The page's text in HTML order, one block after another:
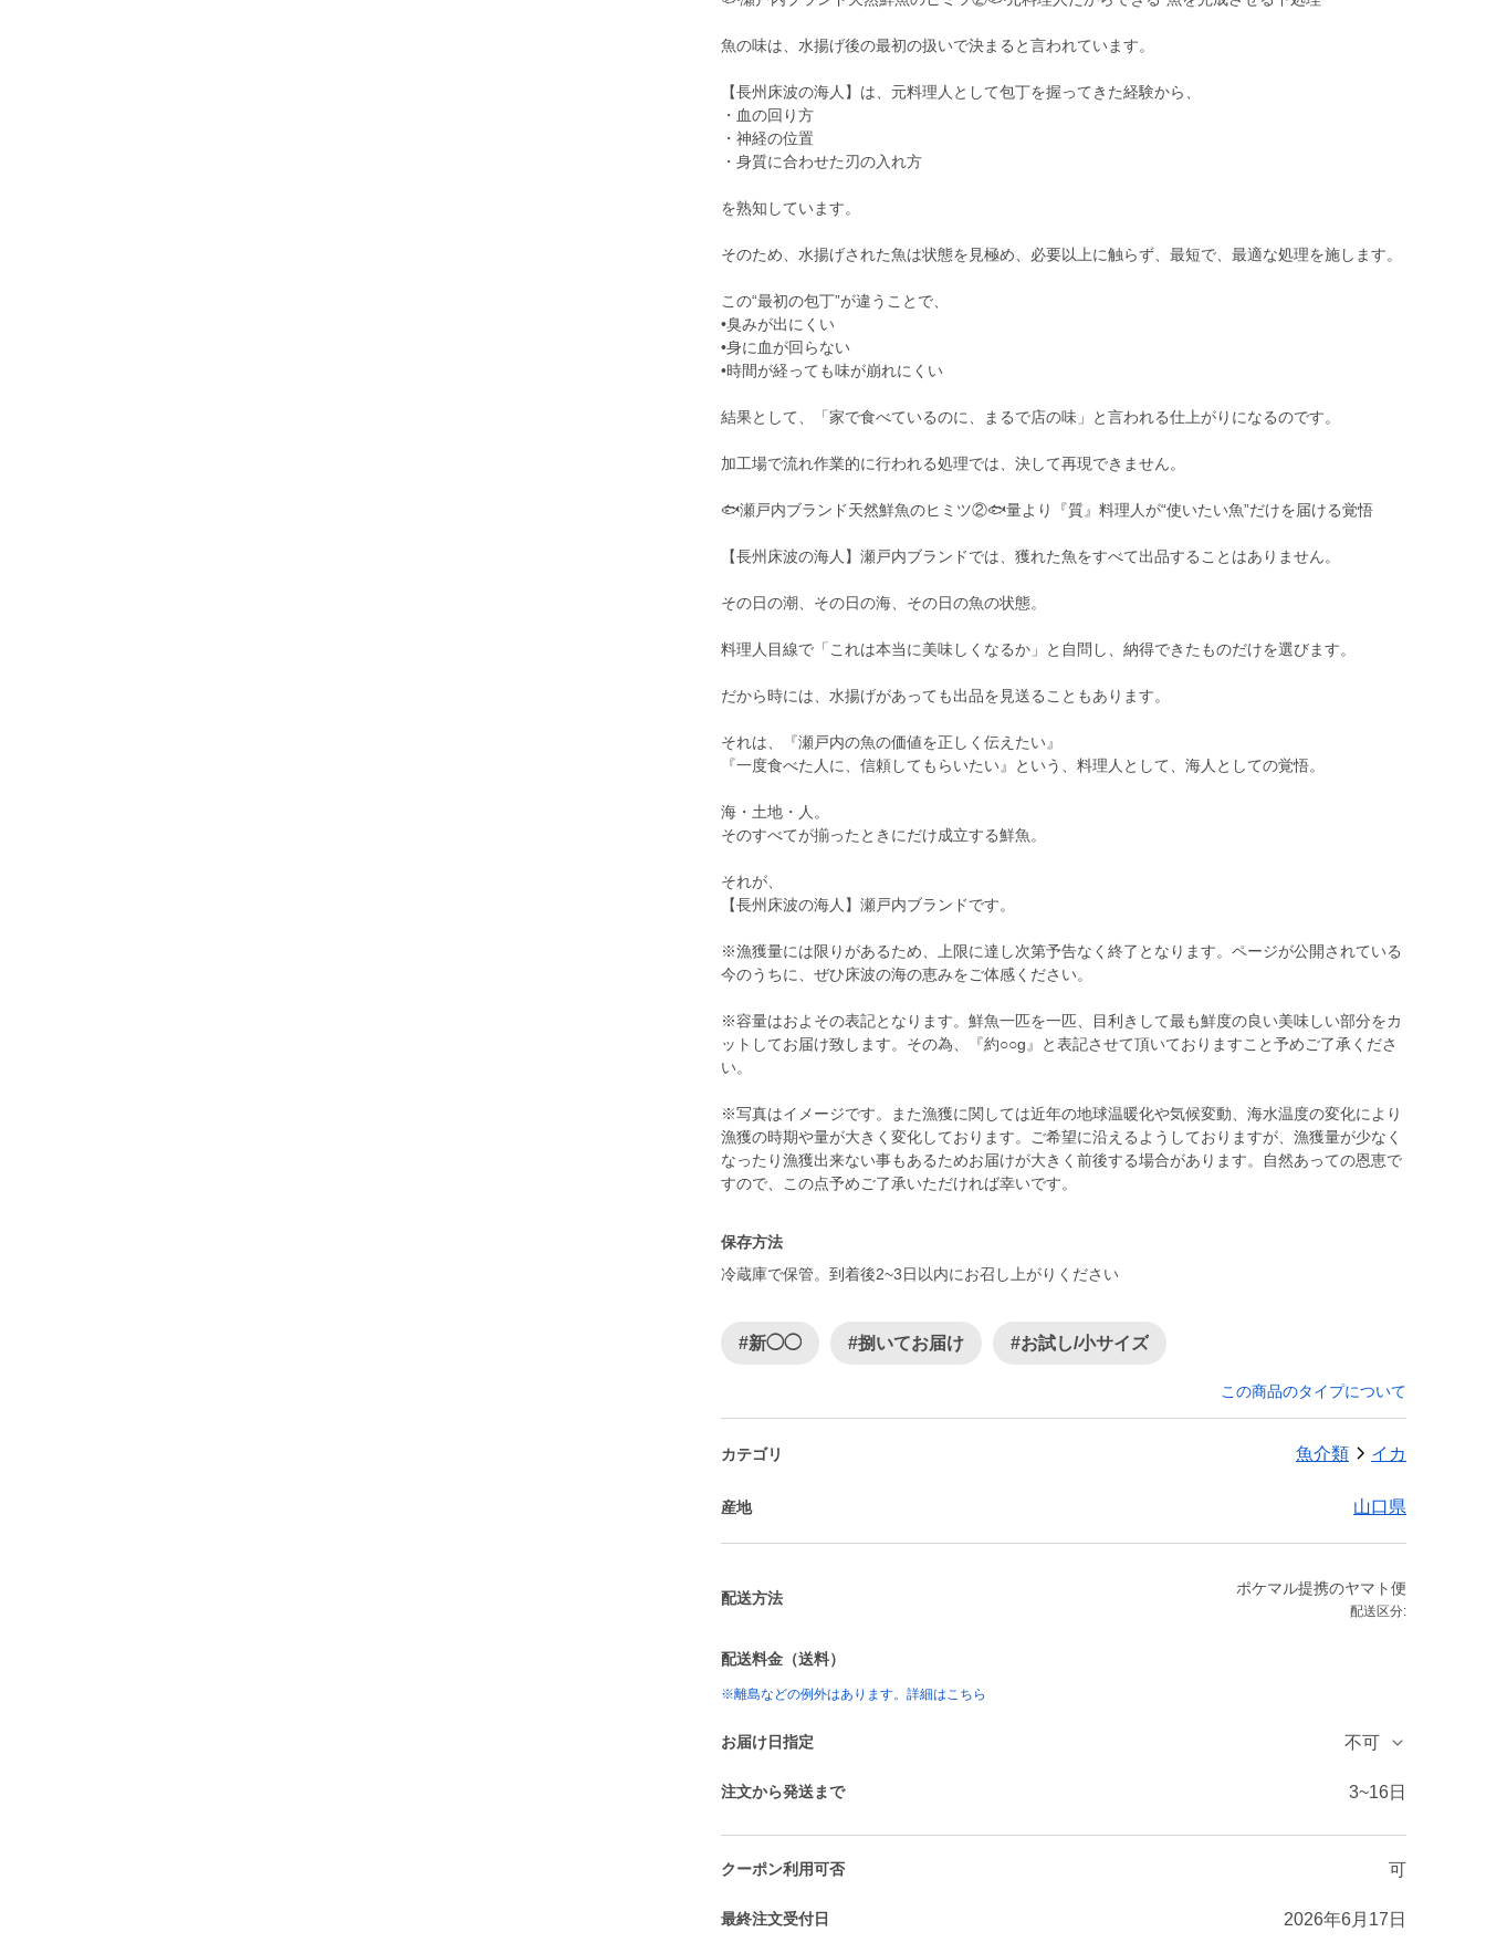
魚の味は、水揚げ後の最初の扱いで決まると言われています。
【長州床波の海人】は、元料理人として包丁を握ってきた経験から、
・血の回り方
・神経の位置
・身質に合わせた刃の入れ方
を熟知しています。
そのため、水揚げされた魚は状態を見極め、必要以上に触らず、最短で、最適な処理を施します。
この“最初の包丁”が違うことで、
•臭みが出にくい
•身に血が回らない
•時間が経っても味が崩れにくい
結果として、「家で食べているのに、まるで店の味」と言われる仕上がりになるのです。
加工場で流れ作業的に行われる処理では、決して再現できません。
🐟瀬戸内ブランド天然鮮魚のヒミツ②🐟量より『質』料理人が“使いたい魚”だけを届ける覚悟
【長州床波の海人】瀬戸内ブランドでは、獲れた魚をすべて出品することはありません。
その日の潮、その日の海、その日の魚の状態。
料理人目線で「これは本当に美味しくなるか」と自問し、納得できたものだけを選びます。
だから時には、水揚げがあっても出品を見送ることもあります。
それは、『瀬戸内の魚の価値を正しく伝えたい』
『一度食べた人に、信頼してもらいたい』という、料理人として、海人としての覚悟。
海・土地・人。
そのすべてが揃ったときにだけ成立する鮮魚。
それが、
【長州床波の海人】瀬戸内ブランドです。
※漁獲量には限りがあるため、上限に達し次第予告なく終了となります。ページが公開されている
今のうちに、ぜひ床波の海の恵みをご体感ください。
※容量はおよその表記となります。鮮魚一匹を一匹、目利きして最も鮮度の良い美味しい部分をカ
ットしてお届け致します。その為、『約○○g』と表記させて頂いておりますこと予めご了承くださ
い。
※写真はイメージです。また漁獲に関しては近年の地球温暖化や気候変動、海水温度の変化により
漁獲の時期や量が大きく変化しております。ご希望に沿えるようしておりますが、漁獲量が少なく
なったり漁獲出来ない事もあるためお届けが大きく前後する場合があります。自然あっての恩恵で
すので、この点予めご了承いただければ幸いです。
保存方法
冷蔵庫で保管。到着後2~3日以内にお召し上がりください
#新◯◯ #捌いてお届け #お試し/小サイズ
この商品のタイプについて
カテゴリ 魚介類 イカ
産地 山口県
配送方法
ポケマル提携のヤマト便
配送区分:
配送料金（送料）
※離島などの例外はあります。詳細はこちら
お届け日指定 不可
注文から発送まで 3~16日
クーポン利用可否 可
最終注文受付日 2026年6月17日